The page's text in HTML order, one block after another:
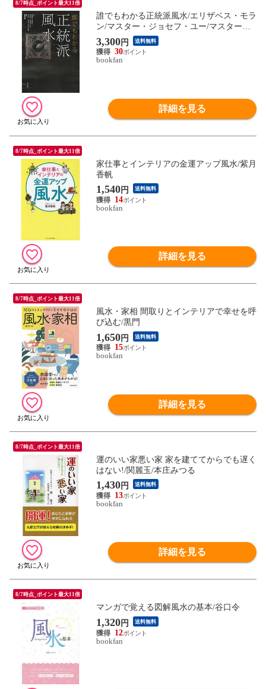
8/7時点_ポイント最大11倍
誰でもわかる正統派風水/エリザベス・モラ
ン/マスター・ジョセフ・ユー/マスター・
ヴァル・ビクタシェフ
3,300円 送料無料
30
bookfan
詳細を見る
8/7時点_ポイント最大11倍
家仕事とインテリアの金運アップ風水/紫月
香帆
1,540円 送料無料
14
bookfan
詳細を見る
8/7時点_ポイント最大11倍
風水・家相 間取りとインテリアで幸せを呼
び込む/黒門
1,650円 送料無料
15
bookfan
詳細を見る
8/7時点_ポイント最大11倍
運のいい家悪い家 家を建ててからでも遅く
はない!/関麗玉/本庄みつる
1,430円 送料無料
13
bookfan
詳細を見る
8/7時点_ポイント最大11倍
マンガで覚える図解風水の基本/谷口令
1,320円 送料無料
12
bookfan